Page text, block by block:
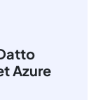
Azure